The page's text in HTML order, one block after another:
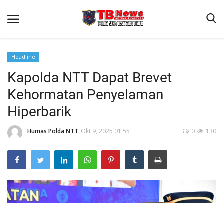
Beranda
Binkam
Terms & Conditions
Reskrim
Lantas
Polisi Kita
Mitra Polisi
Headline
Kapolda NTT Dapat Brevet
Kehormatan Penyelaman
Hiperbarik
Humas Polda NTT Okt 9, 2025 01:55 130
0